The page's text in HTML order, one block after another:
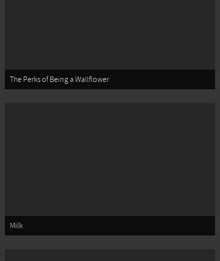
The Perks of Being a Wallflower
Milk